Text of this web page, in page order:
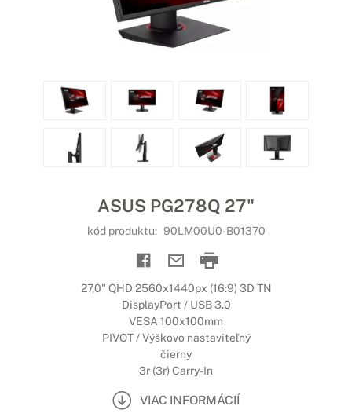
ASUS PG278Q 27"
kód produktu: 90LM00U0-B01370
27,0" QHD 2560x1440px (16:9) 3D TN
DisplayPort / USB 3.0
VESA 100x100mm
PIVOT / Výškovo nastaviteľný
čierny
3r (3r) Carry-In
VIAC INFORMÁCIÍ